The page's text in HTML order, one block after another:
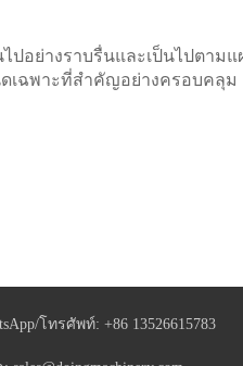
อย่างราบรื่นและเป็นไปตาม
ดเฉพาะที่สำคัญอย่างครอบคลุม
โทรศัพท์: +86 13526615783